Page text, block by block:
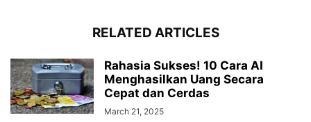
RELATED ARTICLES
Rahasia Sukses! 10 Cara AI
Menghasilkan Uang Secara
Cepat dan Cerdas
March 21, 2025